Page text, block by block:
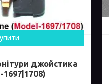
джойстика